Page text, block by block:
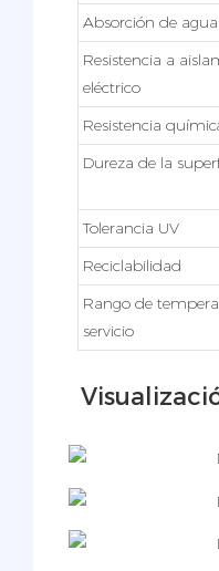
Absorción de agua
Resistencia a
eléctrico
Resistencia
Dureza de la
Tolerancia UV
Reciclabilidad
Rango de
servicio